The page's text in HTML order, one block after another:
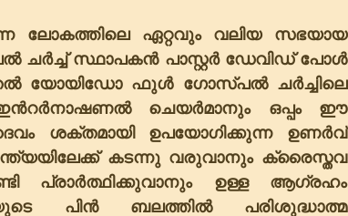
ലോകത്തിലെ ഏറ്റവും വലിയ സഭയായ
സ്ഥാപകൻ പാസ്റ്റർ ഡേവിഡ് പോൾ
യോയിഡോ ഫുൾ ഗോസ്പൽ ചർച്ചിലെ
ഇൻറർനാഷണൽ ചെയർമാനും ഒപ്പം ഈ
ശക്തമായി ഉപയോഗിക്കുന്ന ഉണർവ്
കടന്നു വരുവാനും ക്രൈസ്തവ
പ്രാർത്ഥിക്കുവാനും ഉള്ള ആഗ്രഹം
പിൻ ബലത്തിൽ പരിശുദ്ധാത്മ